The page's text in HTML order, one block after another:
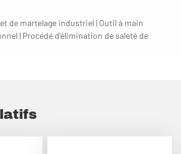
de martelage industriel | Outil à main
| Procédé d'élimination de saleté de